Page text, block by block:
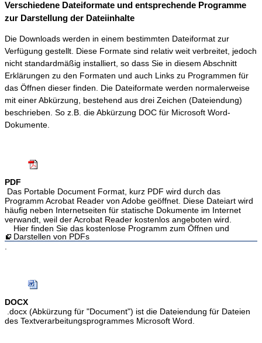
Verschiedene Dateiformate und entsprechende Programme
zur Darstellung der Dateiinhalte
Die Downloads werden in einem bestimmten Dateiformat zur
Verfügung gestellt. Diese Formate sind relativ weit verbreitet, jedoch
nicht standardmäßig installiert, so dass Sie in diesem Abschnitt
Erklärungen zu den Formaten und auch Links zu Programmen für
das Öffnen dieser finden. Die Dateiformate werden normalerweise
mit einer Abkürzung, bestehend aus drei Zeichen (Dateiendung)
beschrieben. So z.B. die Abkürzung DOC für Microsoft Word-
Dokumente.
PDF
Das Portable Document Format, kurz PDF wird durch das
Programm Acrobat Reader von Adobe geöffnet. Diese Dateiart wird
häufig neben Internetseiten für statische Dokumente im Internet
verwandt, weil der Acrobat Reader kostenlos angeboten wird.
Hier finden Sie das kostenlose Programm zum Öffnen und
Darstellen von PDFs
.
DOCX
.docx (Abkürzung für "Document") ist die Dateiendung für Dateien
des Textverarbeitungsprogrammes Microsoft Word.